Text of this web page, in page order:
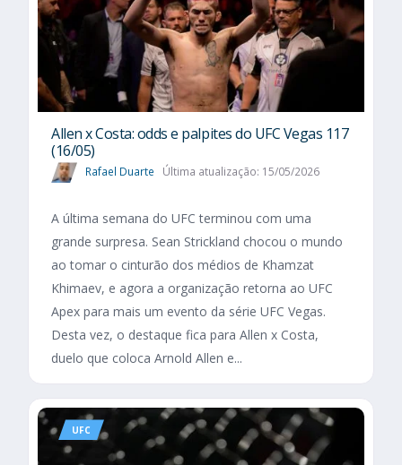
Allen x Costa: odds e palpites do UFC Vegas 117
(16/05)
Rafael Duarte Última atualização: 15/05/2026
A última semana do UFC terminou com uma
grande surpresa. Sean Strickland chocou o mundo
ao tomar o cinturão dos médios de Khamzat
Khimaev, e agora a organização retorna ao UFC
Apex para mais um evento da série UFC Vegas.
Desta vez, o destaque fica para Allen x Costa,
duelo que coloca Arnold Allen e...
UFC